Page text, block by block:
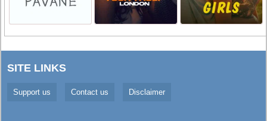
SITE LINKS
Support us Contact us Disclaimer